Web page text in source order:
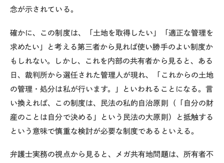
念が示されている。
確かに、この制度は、「土地を取得したい」「適正な管理を
求めたい」と考える第三者から見れば使い勝手のよい制度か
もしれない。しかし、これを内部の共有者から見ると、ある
日、裁判所から選任された管理人が現れ、「これからの土地
の管理・処分は私が行います。」といわれることになる。言
い換えれば、この制度は、民法の私的自治原則（「自分の財
産のことは自分で決める」という民法の大原則）と抵触する
という意味で慎重な検討が必要な制度であるといえる。
弁護士実務の視点から見ると、メガ共有地問題は、所有者不